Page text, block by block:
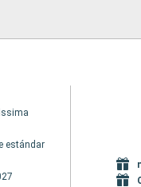
estándar